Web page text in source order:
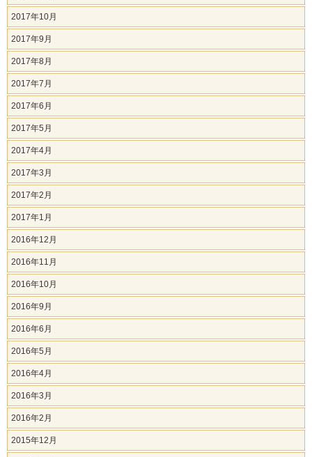
2017年10月
2017年9月
2017年8月
2017年7月
2017年6月
2017年5月
2017年4月
2017年3月
2017年2月
2017年1月
2016年12月
2016年11月
2016年10月
2016年9月
2016年6月
2016年5月
2016年4月
2016年3月
2016年2月
2015年12月